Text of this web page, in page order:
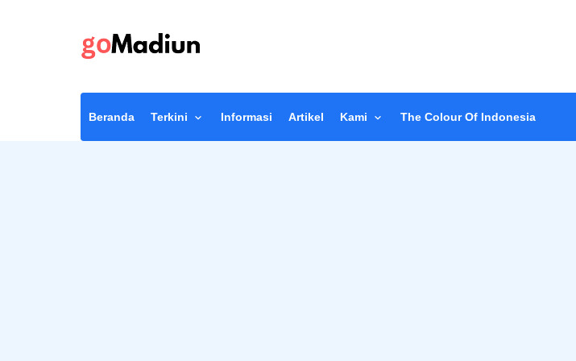
Beranda Terkini Informasi Artikel Kami The Colour Of Indonesia